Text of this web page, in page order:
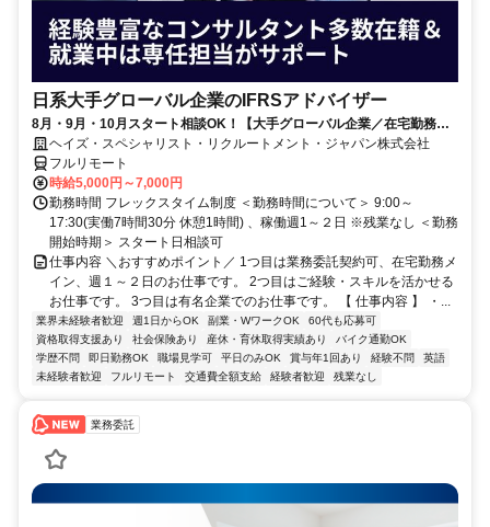
日系大手グローバル企業のIFRSアドバイザー
8月・9月・10月スタート相談OK！【大手グローバル企業／在宅勤務メ
イン／週1～2日勤務】IFRSアドバイザー
ヘイズ・スペシャリスト・リクルートメント・ジャパン株式会社
フルリモート
時給5,000円～7,000円
勤務時間 フレックスタイム制度 ＜勤務時間について＞ 9:00～
17:30(実働7時間30分 休憩1時間) 、稼働週1～２日 ※残業なし ＜勤務
開始時期＞ スタート日相談可
仕事内容 ＼おすすめポイント／ 1つ目は業務委託契約可、在宅勤務メ
イン、週１～２日のお仕事です。 2つ目はご経験・スキルを活かせる
お仕事です。 3つ目は有名企業でのお仕事です。 【 仕事内容 】 ・...
業界未経験者歓迎 週1日からOK 副業・WワークOK
60代も応募可
資格取得支援あり
社会保険あり 産休・育休取得実績あり
バイク通勤OK
学歴不問
即日勤務OK 職場見学可 平日のみOK 賞与年1回あり 経験不問
英語
未経験者歓迎
フルリモート 交通費全額支給 経験者歓迎 残業なし
業務委託